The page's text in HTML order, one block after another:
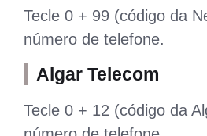
Tecle 0 + 99 (código da
número de telefone.
Algar Telecom
Tecle 0 + 12 (código da